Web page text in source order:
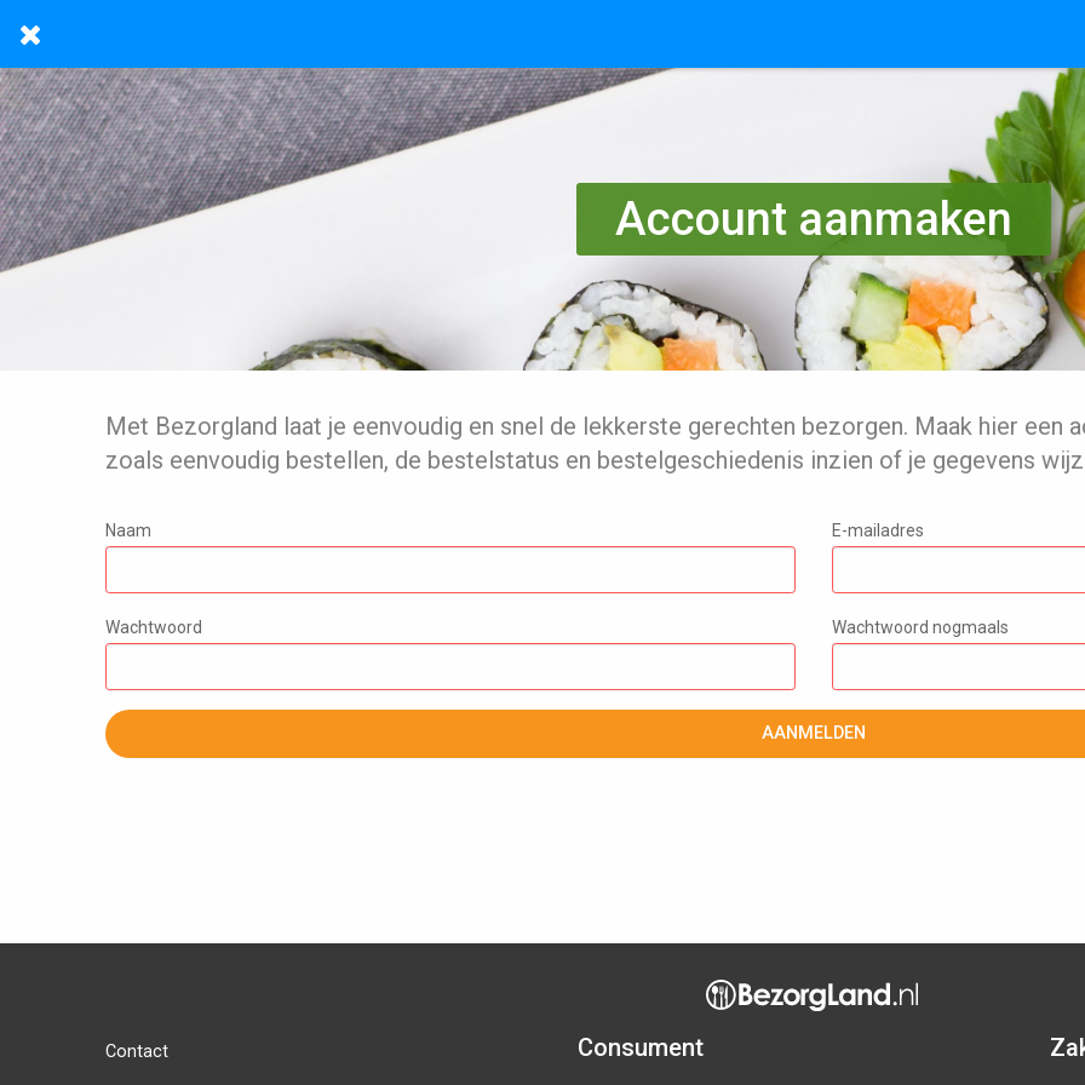
Account aanmaken
Met Bezorgland laat je eenvoudig en snel de lekkerste gerechten bezorgen. Maak hier een
zoals eenvoudig bestellen, de bestelstatus en bestelgeschiedenis inzien of je gegevens
Naam E-mailadres
Wachtwoord Wachtwoord nogmaals
AANMELDEN
Contact Consument